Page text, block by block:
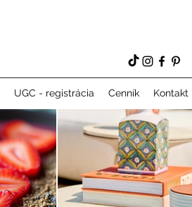
UGC - registrácia Cenník Kontakt